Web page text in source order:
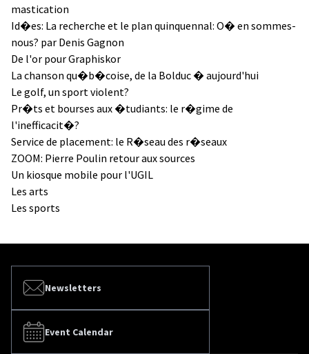
mastication
Id�es: La recherche et le plan quinquennal: O� en sommes-
nous? par Denis Gagnon
De l'or pour Graphiskor
La chanson qu�b�coise, de la Bolduc � aujourd'hui
Le golf, un sport violent?
Pr�ts et bourses aux �tudiants: le r�gime de
l'inefficacit�?
Service de placement: le R�seau des r�seaux
ZOOM: Pierre Poulin retour aux sources
Un kiosque mobile pour l'UGIL
Les arts
Les sports
Newsletters
Event Calendar